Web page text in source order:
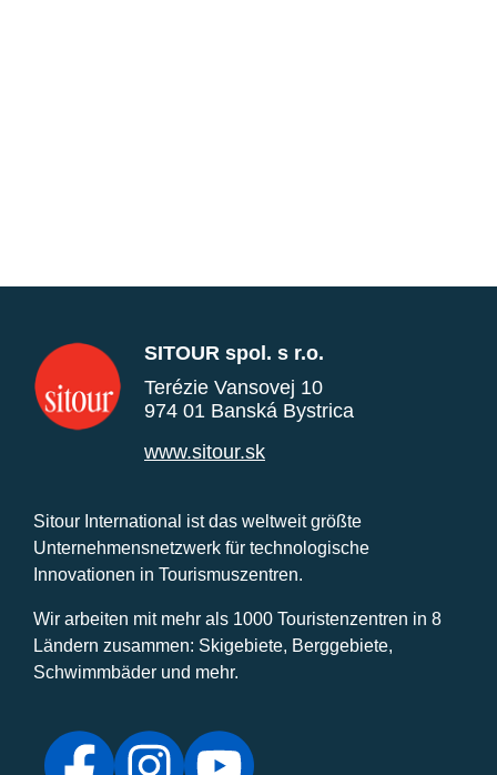
SITOUR spol. s r.o.
Terézie Vansovej 10
974 01 Banská Bystrica
www.sitour.sk
Sitour International ist das weltweit größte
Unternehmensnetzwerk für technologische
Innovationen in Tourismuszentren.
Wir arbeiten mit mehr als 1000 Touristenzentren in 8
Ländern zusammen: Skigebiete, Berggebiete,
Schwimmbäder und mehr.